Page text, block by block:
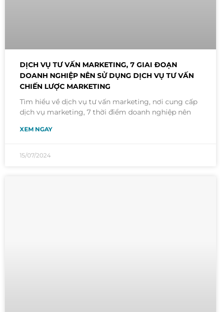
DỊCH VỤ TƯ VẤN MARKETING, 7 GIAI ĐOẠN
DOANH NGHIỆP NÊN SỬ DỤNG DỊCH VỤ TƯ VẤN
CHIẾN LƯỢC MARKETING
Tìm hiểu về dịch vụ tư vấn marketing, nơi cung cấp
dịch vụ marketing, 7 thời điểm doanh nghiệp nên
XEM NGAY
15/07/2024